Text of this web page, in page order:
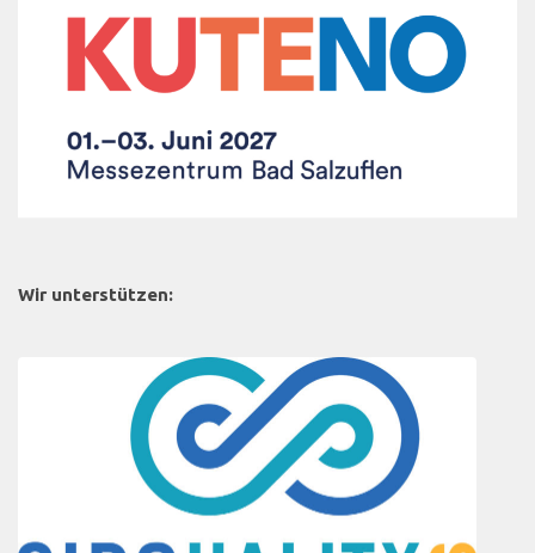
Wir unterstützen: